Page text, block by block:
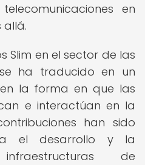
en
allá.
Slim en el sector de las
ha traducido en un
la forma en que las
e interactúan en la
han sido
el desarrollo y la
de